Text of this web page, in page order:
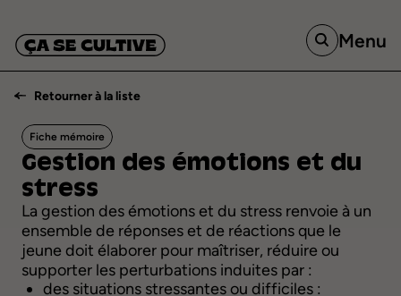
Menu
Retourner à la liste
Fiche mémoire
Gestion des émotions et du
stress
La gestion des émotions et du stress renvoie à un
ensemble de réponses et de réactions que le
jeune doit élaborer pour maîtriser, réduire ou
supporter les perturbations induites par :
des situations stressantes ou difficiles :